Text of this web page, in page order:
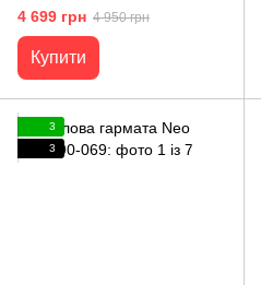
4 699 грн 4 950 грн
Купити
3
3